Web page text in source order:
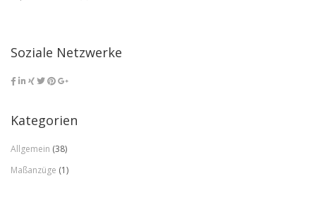
Soziale Netzwerke
Kategorien
Allgemein (38)
Maßanzüge (1)